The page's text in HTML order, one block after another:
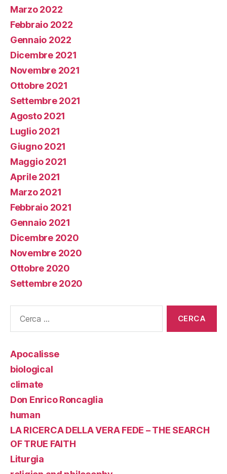
Marzo 2022
Febbraio 2022
Gennaio 2022
Dicembre 2021
Novembre 2021
Ottobre 2021
Settembre 2021
Agosto 2021
Luglio 2021
Giugno 2021
Maggio 2021
Aprile 2021
Marzo 2021
Febbraio 2021
Gennaio 2021
Dicembre 2020
Novembre 2020
Ottobre 2020
Settembre 2020
Apocalisse
biological
climate
Don Enrico Roncaglia
human
LA RICERCA DELLA VERA FEDE – THE SEARCH
OF TRUE FAITH
Liturgia